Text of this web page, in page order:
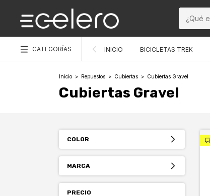
CATEGORÍAS INICIO BICICLETAS TREK
Inicio > Repuestos > Cubiertas > Cubiertas Gravel
Cubiertas Gravel
COLOR
MARCA
PRECIO